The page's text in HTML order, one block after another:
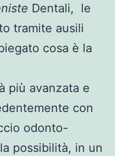
Dentali, le
tramite ausili
cosa è la
più avanzata e
con
odonto-
possibilità, in un